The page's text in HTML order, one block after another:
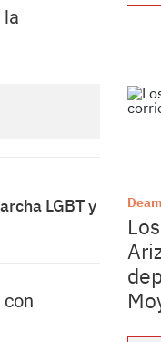
la
LGBT y